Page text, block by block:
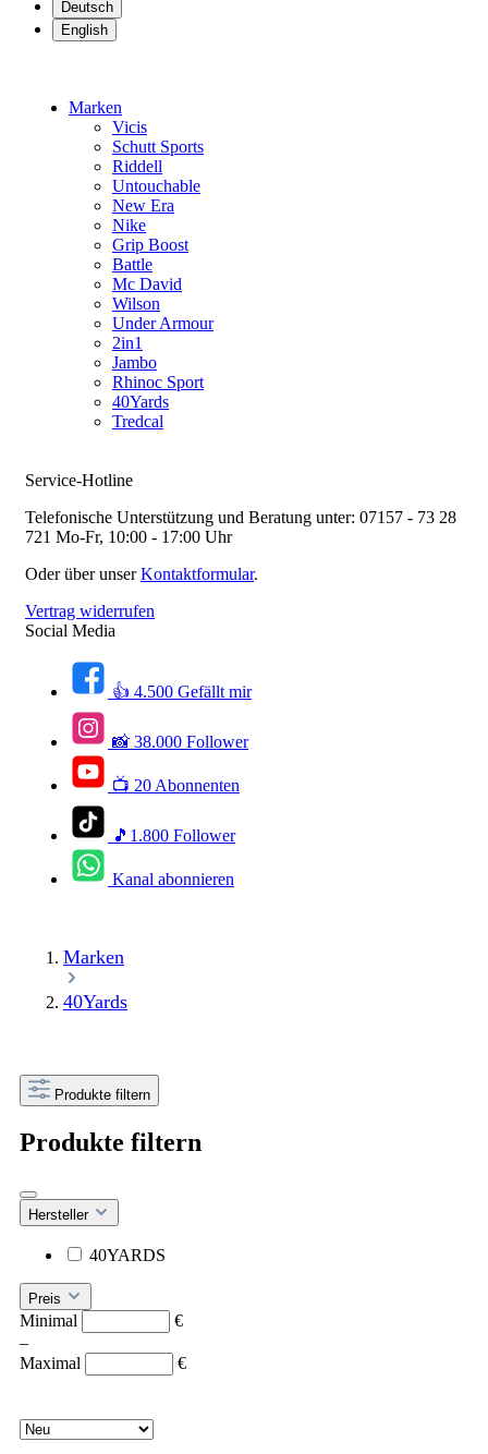
Deutsch
English
Marken
Vicis
Schutt Sports
Riddell
Untouchable
New Era
Nike
Grip Boost
Battle
Mc David
Wilson
Under Armour
2in1
Jambo
Rhinoc Sport
40Yards
Tredcal
Service-Hotline
Telefonische Unterstützung und Beratung unter: 07157 - 73 28
721 Mo-Fr, 10:00 - 17:00 Uhr
Oder über unserKontaktformular.
Vertrag widerrufen
Social Media
👍 4.500 Gefällt mir
📸 38.000 Follower
📺 20 Abonnenten
🎵1.800 Follower
Kanal abonnieren
Marken
40Yards
Produkte filtern
Produkte filtern
Hersteller
40YARDS
Preis
Minimal
€
–
Maximal
€